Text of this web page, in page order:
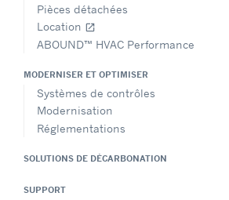
Pièces détachées
Location open_in_new
ABOUND™ HVAC Performance
MODERNISER ET OPTIMISER
Systèmes de contrôles
Modernisation
Réglementations
SOLUTIONS DE DÉCARBONATION
SUPPORT